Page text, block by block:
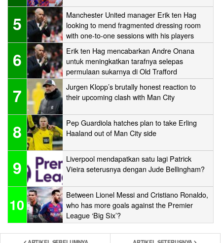
5
Manchester United manager Erik ten Hag
looking to mend fragmented dressing room
with one-to-one sessions with his players
6
Erik ten Hag mencabarkan Andre Onana
untuk meningkatkan tarafnya selepas
permulaan sukarnya di Old Trafford
7
Jurgen Klopp’s brutally honest reaction to
their upcoming clash with Man City
8
Pep Guardiola hatches plan to take Erling
Haaland out of Man City side
9
Liverpool mendapatkan satu lagi Patrick
Vieira seterusnya dengan Jude Bellingham?
10
Between Lionel Messi and Cristiano Ronaldo,
who has more goals against the Premier
League ‘Big Six’?